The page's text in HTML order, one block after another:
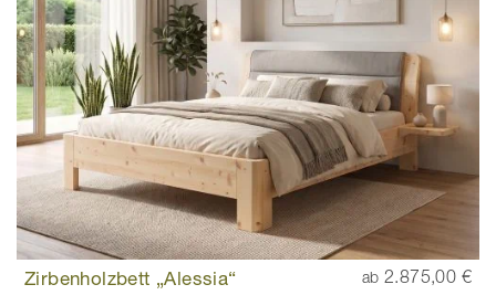
Zirbenholzbett „Alessia“ ab 2.875,00 €